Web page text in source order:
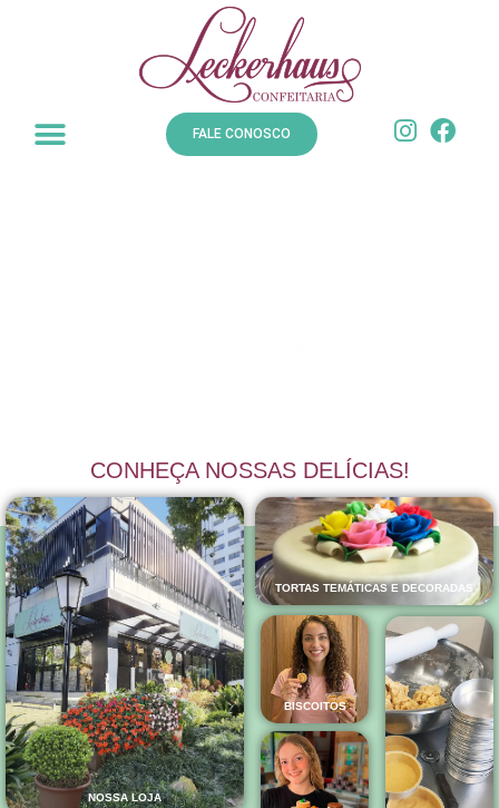
FALE CONOSCO
CONHEÇA NOSSAS DELÍCIAS!
NOSSA LOJA
TORTAS TEMÁTICAS E DECORADAS
BISCOITOS